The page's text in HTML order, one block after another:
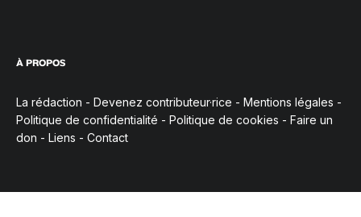
À PROPOS
La rédaction - Devenez contributeur·rice - Mentions légales -
Politique de confidentialité - Politique de cookies - Faire un
don - Liens - Contact